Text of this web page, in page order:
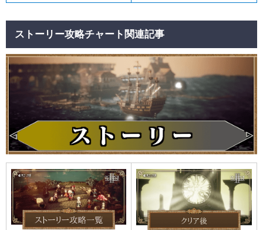
ストーリー攻略チャート関連記事